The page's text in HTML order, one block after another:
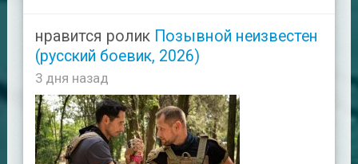
нравится ролик Позывной неизвестен
(русский боевик, 2026)
3 дня назад